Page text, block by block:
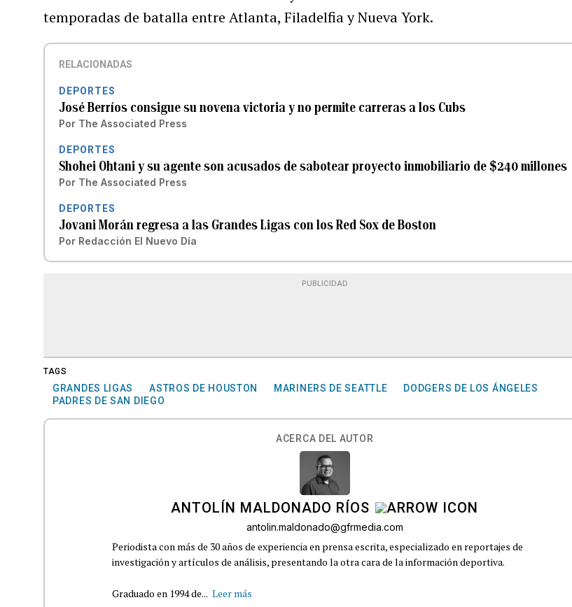
temporadas de batalla entre Atlanta, Filadelfia y Nueva York.
RELACIONADAS
DEPORTES
José Berríos consigue su novena victoria y no permite carreras a los Cubs
Por The Associated Press
DEPORTES
Shohei Ohtani y su agente son acusados de sabotear proyecto inmobiliario de $240 millones
Por The Associated Press
DEPORTES
Jovani Morán regresa a las Grandes Ligas con los Red Sox de Boston
Por Redacción El Nuevo Día
PUBLICIDAD
TAGS
GRANDES LIGAS ASTROS DE HOUSTON MARINERS DE SEATTLE
DODGERS DE LOS ÁNGELES
PADRES DE SAN DIEGO
ACERCA DEL AUTOR
ANTOLÍN MALDONADO RÍOS
antolin.maldonado@gfrmedia.com
Periodista con más de 30 años de experiencia en prensa escrita, especializado en reportajes de
investigación y artículos de análisis, presentando la otra cara de la información deportiva.
Graduado en 1994 de... Leer más